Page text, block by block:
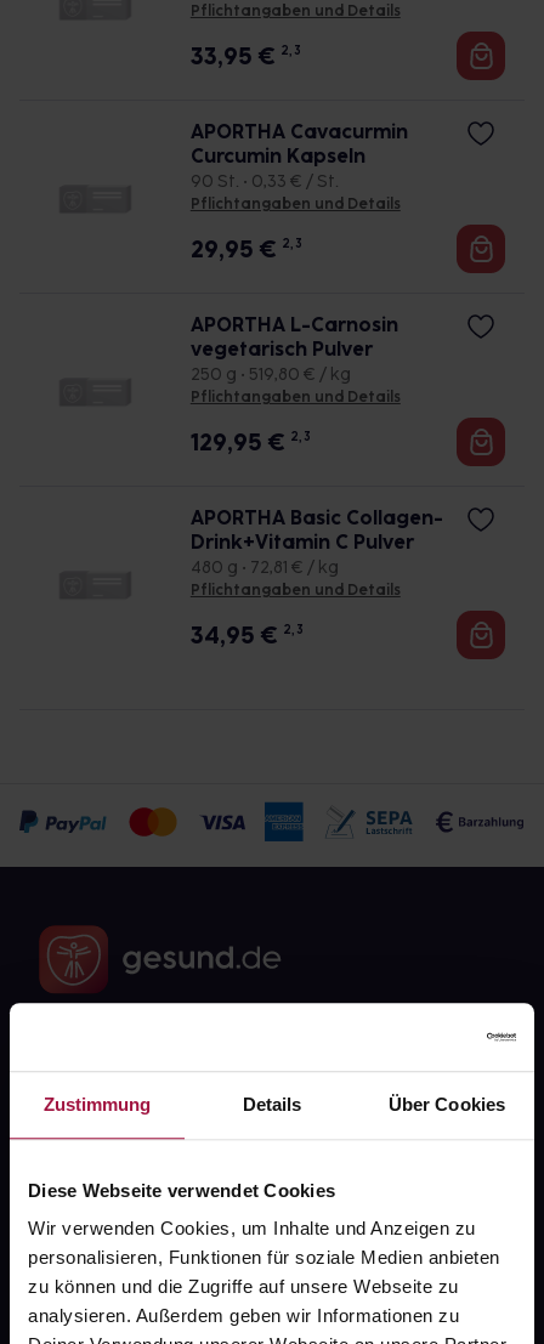
Zustimmung Details Über Cookies
Diese Webseite verwendet Cookies
Wir verwenden Cookies, um Inhalte und Anzeigen zu
personalisieren, Funktionen für soziale Medien anbieten
zu können und die Zugriffe auf unsere Webseite zu
analysieren. Außerdem geben wir Informationen zu
Pflichtangaben und Details
33,95 € 2, 3
APORTHA Cavacurmin
Curcumin Kapseln
90 St. • 0,33 € / St.
Pflichtangaben und Details
29,95 € 2, 3
APORTHA L-Carnosin
vegetarisch Pulver
250 g • 519,80 € / kg
Pflichtangaben und Details
129,95 € 2, 3
APORTHA Basic Collagen-
Drink+Vitamin C Pulver
480 g • 72,81 € / kg
Pflichtangaben und Details
34,95 € 2, 3
Fragen zu Deiner Bestellung?
Kontakt
FAQ
Widerrufsformular